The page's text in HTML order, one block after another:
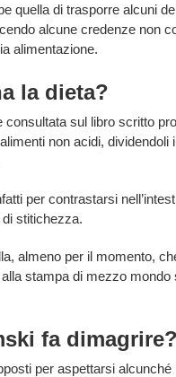
quella di trasporre alcuni
alcune credenze non
alimentazione.
la dieta?
consultata sul libro scritto
non acidi,
per contrastarsi
stitichezza.
almeno per il momento,
stampa di mezzo
fa dimagrire?
per aspettarsi